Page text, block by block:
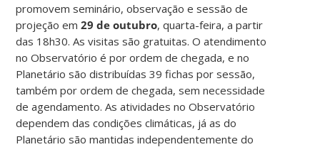
promovem seminário, observação e sessão de
projeção em29 de outubro, quarta-feira, a partir
das 18h30. As visitas são gratuitas. O atendimento
no Observatório é por ordem de chegada, e no
Planetário são distribuídas 39 fichas por sessão,
também por ordem de chegada, sem necessidade
de agendamento. As atividades no Observatório
dependem das condições climáticas, já as do
Planetário são mantidas independentemente do